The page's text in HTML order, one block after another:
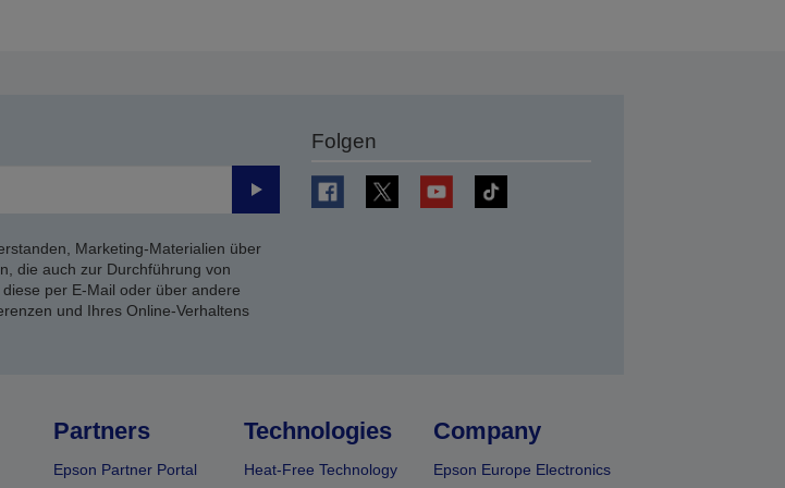
Senden
Marketing-Materialien über
die auch zur Durchführung von
per E-Mail oder über andere
und Ihres Online-Verhaltens
Folgen
Partners
Epson Partner Portal
Technologies
Heat-Free Technology
Company
Epson Europe Electronics